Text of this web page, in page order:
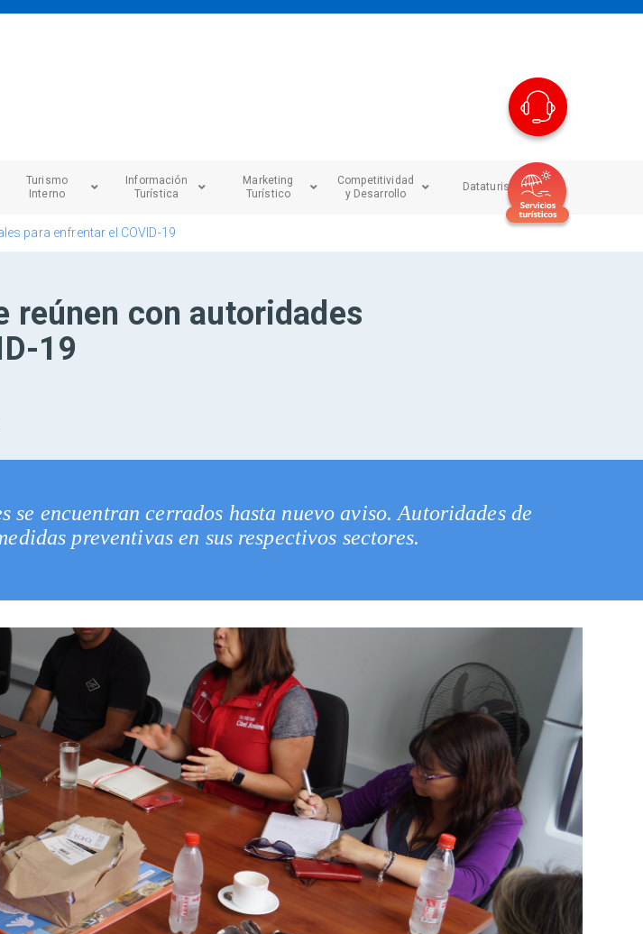
Turismo
Interno
Información
Turística
Marketing
Turístico
Competitividad
y Desarrollo
Dataturismo
para enfrentar el COVID-19
reúnen con autoridades
19
encuentran cerrados hasta nuevo aviso. Autoridades de
preventivas en sus respectivos sectores.